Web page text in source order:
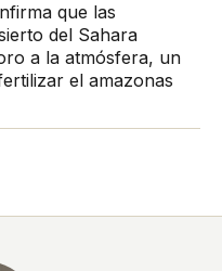
que las
del Sahara
a la atmósfera, un
el amazonas